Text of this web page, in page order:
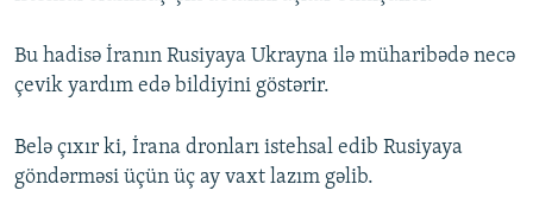
Bu hadisə İranın Rusiyaya Ukrayna ilə müharibədə necə
çevik yardım edə bildiyini göstərir.
Belə çıxır ki, İrana dronları istehsal edib Rusiyaya
göndərməsi üçün üç ay vaxt lazım gəlib.